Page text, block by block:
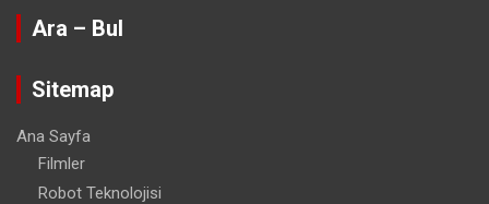
Ara – Bul
Sitemap
Ana Sayfa
Filmler
Robot Teknolojisi